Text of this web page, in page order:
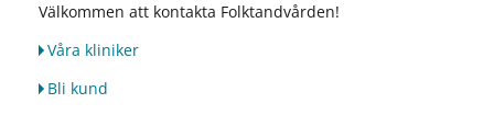
Välkommen att kontakta Folktandvården!
Våra kliniker
Bli kund